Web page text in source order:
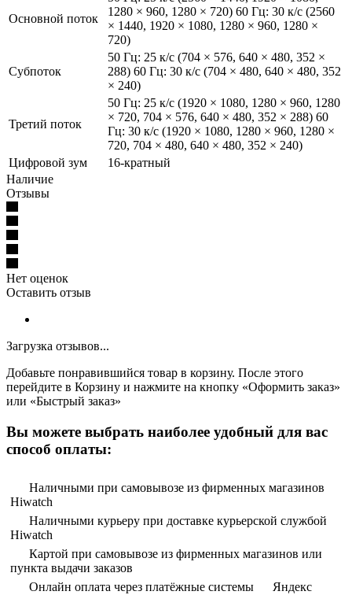
Основной поток
1280 × 960, 1280 × 720) 60 Гц: 30 к/с (2560
× 1440, 1920 × 1080, 1280 × 960, 1280 ×
720)
Субпоток
50 Гц: 25 к/с (704 × 576, 640 × 480, 352 ×
288) 60 Гц: 30 к/с (704 × 480, 640 × 480, 352
× 240)
Третий поток
50 Гц: 25 к/с (1920 × 1080, 1280 × 960, 1280
× 720, 704 × 576, 640 × 480, 352 × 288) 60
Гц: 30 к/с (1920 × 1080, 1280 × 960, 1280 ×
720, 704 × 480, 640 × 480, 352 × 240)
Цифровой зум
16-кратный
Наличие
Отзывы
Нет оценок
Оставить отзыв
Загрузка отзывов...
Добавьте понравившийся товар в корзину. После этого
перейдите в Корзину и нажмите на кнопку «Оформить заказ»
или «Быстрый заказ»
Вы можете выбрать наиболее удобный для вас
способ оплаты:
Наличными при самовывозе из фирменных магазинов
Hiwatch
Наличными курьеру при доставке курьерской службой
Hiwatch
Картой при самовывозе из фирменных магазинов или
пункта выдачи заказов
Онлайн оплата через платёжные системы
Яндекс